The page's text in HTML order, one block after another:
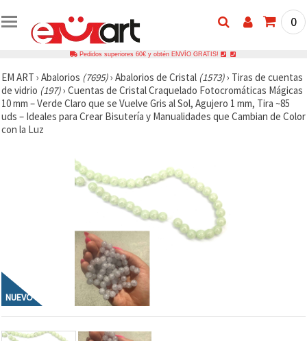
0
Pedidos superiores 60€ y obtén ENVÍO GRATIS!
EM ART › Abalorios (7695)› Abalorios de Cristal (1573)› Tiras de cuentas
de vidrio (197)› Cuentas de Cristal Craquelado Fotocromáticas Mágicas
10 mm – Verde Claro que se Vuelve Gris al Sol, Agujero 1 mm, Tira ~85
uds – Ideales para Crear Bisutería y Manualidades que Cambian de Color
con la Luz
NUEVO